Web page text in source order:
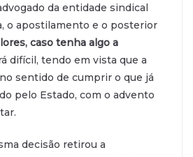
da entidade sindical
o apostilamento e o posterior
caso tenha algo a
difícil, tendo em vista que a
sentido de cumprir o que já
pelo Estado, com o advento
decisão retirou a